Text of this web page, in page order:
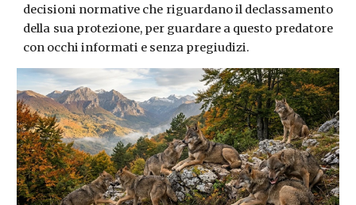
decisioni normative che riguardano il declassamento
della sua protezione, per guardare a questo predatore
con occhi informati e senza pregiudizi.